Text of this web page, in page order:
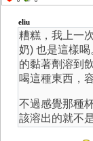
eliu
糟糕，我上一
奶) 也是這樣
的黏著劑溶到
喝這種東西，
不過感覺那種
該溶出的就不